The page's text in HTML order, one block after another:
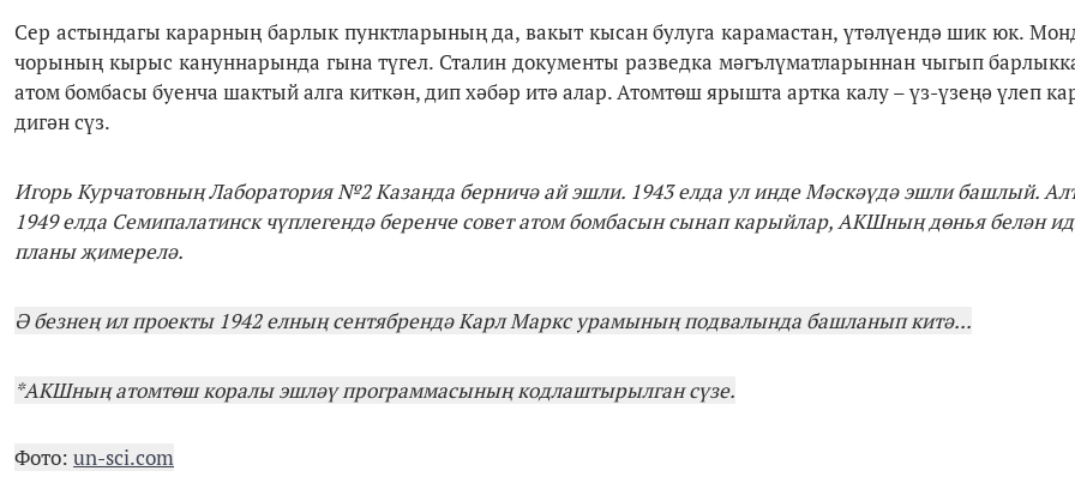
Сер астындагы карарның барлык пунктларының да, вакыт кысан булуга карамастан, үтәлүендә шик юк.
чорының кырыс кануннарында гына түгел. Сталин документы разведка мәгълүматларыннан чыгып
атом бомбасы буенча шактый алга киткән, дип хәбәр итә алар. Атомтөш ярышта артка калу – үз-үзеңә үлеп
дигән сүз.
Игорь КурчатовныңЛаборатория №2Казанда берничә ай эшли. 1943 елда ул инде Мәскәүдә эшли башлый.
1949 елда Семипалатинск чүплегендә беренче совет атом бомбасын сынап карыйлар, АКШның дөнья белән
планы җимерелә.
Ә безнең ил проекты 1942 елның сентябрендә Карл Маркс урамының подвалында башланып китә...
*АКШның атомтөш коралы эшләү программасының кодлаштырылган сүзе.
Фото: un-sci.com